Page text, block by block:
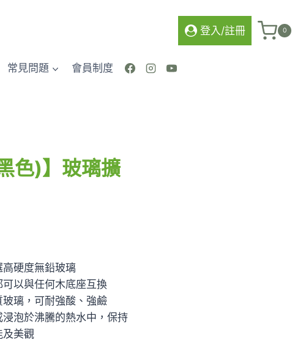
登入/註冊 0
常見問題 會員制度
色)】玻璃擴
硬度無鉛玻璃
以與任何木底座互換
璃，可耐強酸、強鹼
泡於沸騰的熱水中，保持
及美觀
玻
璃
量